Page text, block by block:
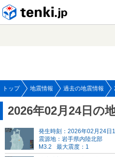
トップ 地震情報 過去の地震情報
2026年02月24日の
発生時刻：2026年02月24日
震源地：岩手県内陸北部
M3.2
最大震度：1